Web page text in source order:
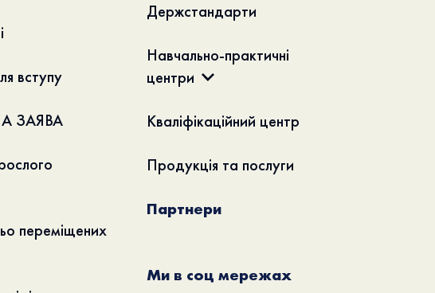
вступу
ЗАЯВА
переміщених
Держстандарти
Навчально-практичні
центри
Кваліфікаційний центр
Продукція та послуги
Партнери
Ми в соц мережах